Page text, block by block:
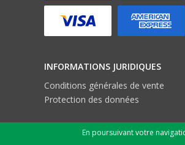
INFORMATIONS JURIDIQUES
Conditions générales de vente
Protection des données
En poursuivant votre